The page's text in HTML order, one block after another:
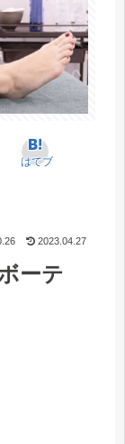
はてブ
2023.04.27
ーテ